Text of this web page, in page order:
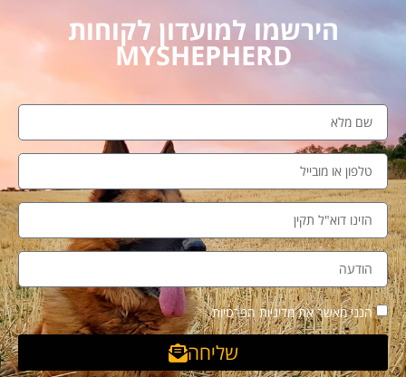
הירשמו למועדון לקוחות
MYSHEPHERD
הנני מאשר את מדיניות הפרטיות
שליחה